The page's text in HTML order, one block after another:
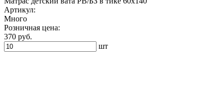
Артикул:
Много
Розничная цена:
370 руб.
шт